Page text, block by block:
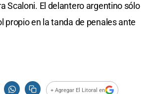
Scaloni. El delantero argentino sólo
propio en la tanda de penales ante
+ Agregar El Litoral en